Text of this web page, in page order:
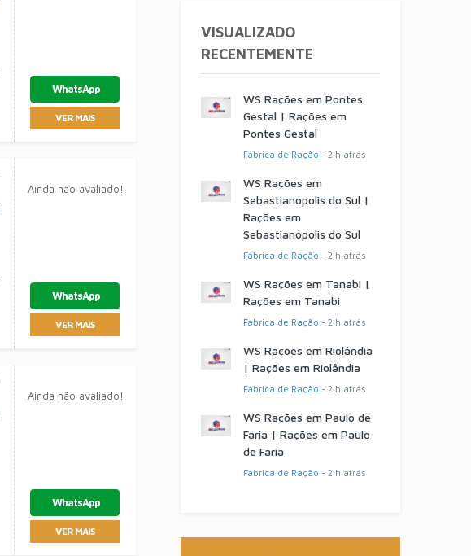
WhatsApp
VER MAIS
Ainda não avaliado!
WhatsApp
VER MAIS
Ainda não avaliado!
WhatsApp
VER MAIS
VISUALIZADO
RECENTEMENTE
WS Rações em Pontes
Gestal | Rações em
Pontes Gestal
Fábrica de Ração - 2 h atrás
WS Rações em
Sebastianópolis do Sul |
Rações em
Sebastianópolis do Sul
Fábrica de Ração - 2 h atrás
WS Rações em Tanabi |
Rações em Tanabi
Fábrica de Ração - 2 h atrás
WS Rações em Riolândia
| Rações em Riolândia
Fábrica de Ração - 2 h atrás
WS Rações em Paulo de
Faria | Rações em Paulo
de Faria
Fábrica de Ração - 2 h atrás